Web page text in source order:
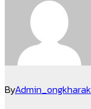
ByAdmin_ongkharak